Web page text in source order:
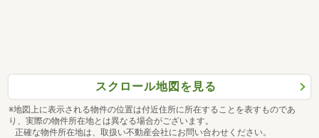
スクロール地図を見る
※地図上に表示される物件の位置は付近住所に所在することを表すものであ
り、実際の物件所在地とは異なる場合がございます。
正確な物件所在地は、取扱い不動産会社にお問い合わせください。